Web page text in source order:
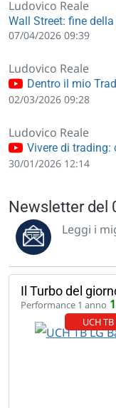
Ludovico Reale
Wall Street: fine
07/04/2026 09:39
Ludovico Reale
Dentro il mio
02/03/2026 09:28
Ludovico Reale
Vivere di trading:
30/01/2026 12:14
Newsletter del
Leggi i
Il Turbo del
Performance 1 anno
UCH